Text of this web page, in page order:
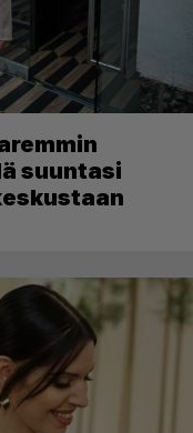
suuntasi